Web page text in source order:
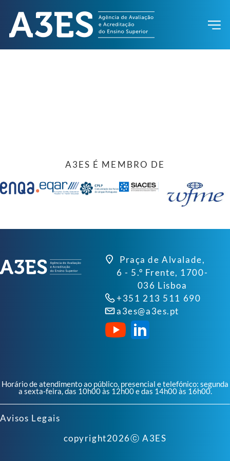
A3ES É MEMBRO DE
Praça de Alvalade,
6 - 5.º Frente, 1700-
036 Lisboa
+351 213 511 690
a3es@a3es.pt
Horário de atendimento ao público, presencial e telefónico: segunda
a sexta-feira, das 10h00 às 12h00 e das 14h00 às 16h00.
Avisos Legais
copyright2026ⓒ A3ES